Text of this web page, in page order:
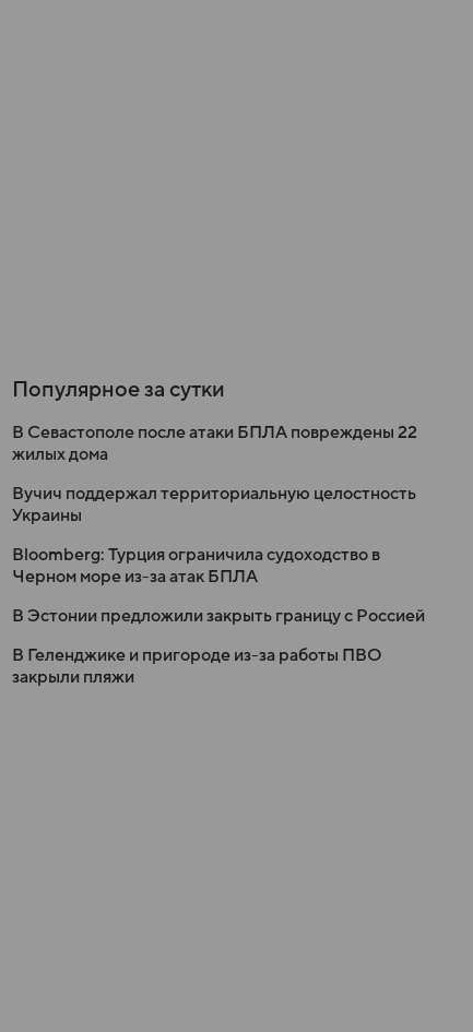
Популярное за сутки
В Севастополе после атаки БПЛА повреждены 22
жилых дома
Вучич поддержал территориальную целостность
Украины
Bloomberg: Турция ограничила судоходство в
Черном море из-за атак БПЛА
В Эстонии предложили закрыть границу с Россией
В Геленджике и пригороде из-за работы ПВО
закрыли пляжи